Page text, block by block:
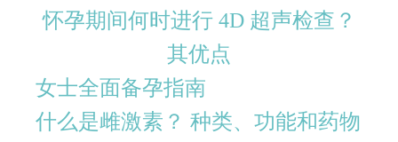
怀孕期间何时进行 4D 超声检查？
其优点
女士全面备孕指南
什么是雌激素？ 种类、功能和药物